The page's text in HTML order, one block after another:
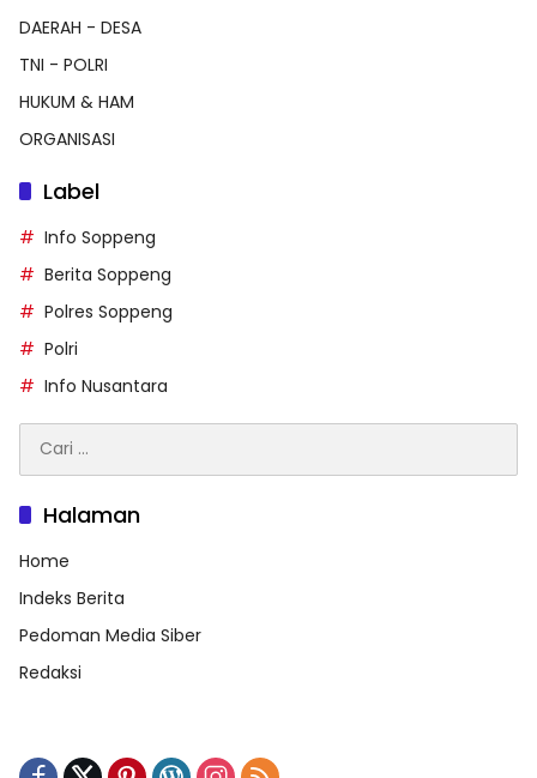
DAERAH - DESA
TNI - POLRI
HUKUM & HAM
ORGANISASI
Label
Info Soppeng
Berita Soppeng
Polres Soppeng
Polri
Info Nusantara
untuk:
Halaman
Home
Indeks Berita
Pedoman Media Siber
Redaksi